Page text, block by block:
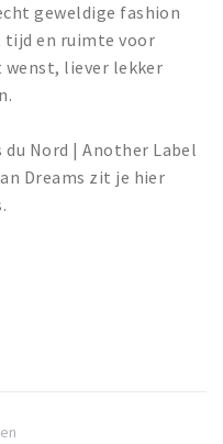
geweldige fashion
tijd en ruimte voor
wenst, liever lekker
Nord | Another Label
Dreams zit je hier